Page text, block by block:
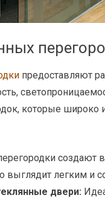
предоставляют
которые широко
создают
выглядит легким и
двери: